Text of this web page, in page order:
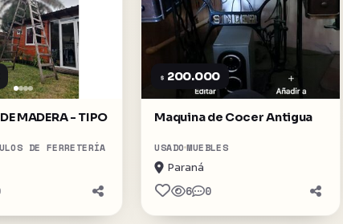
MADERA - TIPO
DE FERRETERÍA
$ 200.000
Maquina de Cocer Antigua
USADOMUEBLES
Paraná
6 0